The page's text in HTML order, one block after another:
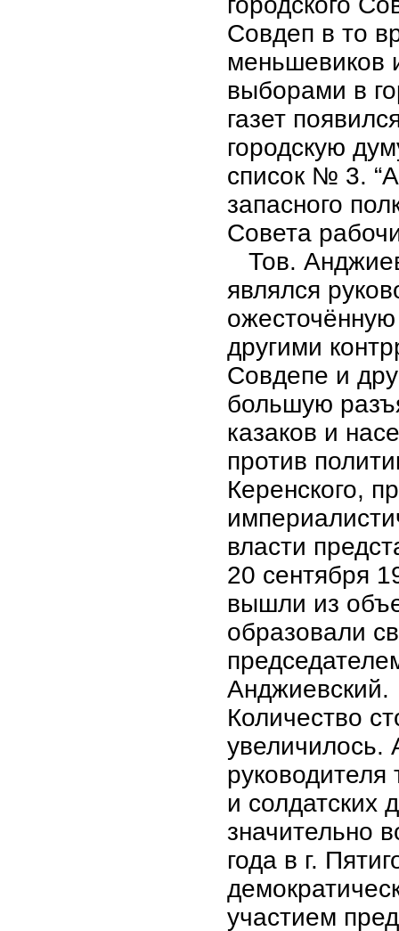
Совдеп в то
меньшевиков
выборами в
газет
городскую
список № 3.
запасного
Совета
Тов.
являлся
другими
Совдепе и
большую
казаков и
против
Керенского,
власти
20 сентября
вышли из
образовали
Анджиевский.
Количество
увеличилось.
и солдатских
значительно
года в г.
участием